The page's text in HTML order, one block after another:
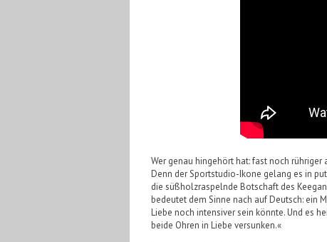
Wer genau hingehört hat: fast noch
Denn der Sportstudio-Ikone gelang es in
die süßholzraspelnde Botschaft des
bedeutet dem Sinne nach auf Deutsch: ein
Liebe noch intensiver sein könnte. Und es
beide Ohren in Liebe versunken.«